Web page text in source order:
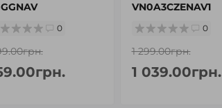
0
VN0A3CZENAV1
0
1 299.00грн.
1 039.00грн.